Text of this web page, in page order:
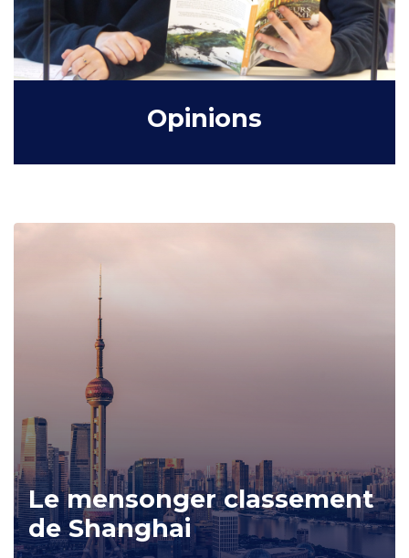
Opinions
Le mensonger classement
de Shanghai